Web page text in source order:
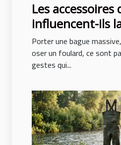
Les accessoires
influencent-ils
de soi ?
Porter une bague
oser un foulard, ce sont
gestes qui...